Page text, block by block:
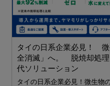
タイの日系企業必見！
全消滅」へ。 脱焼却処
代ソリューション
タイの日系企業必見！微生物